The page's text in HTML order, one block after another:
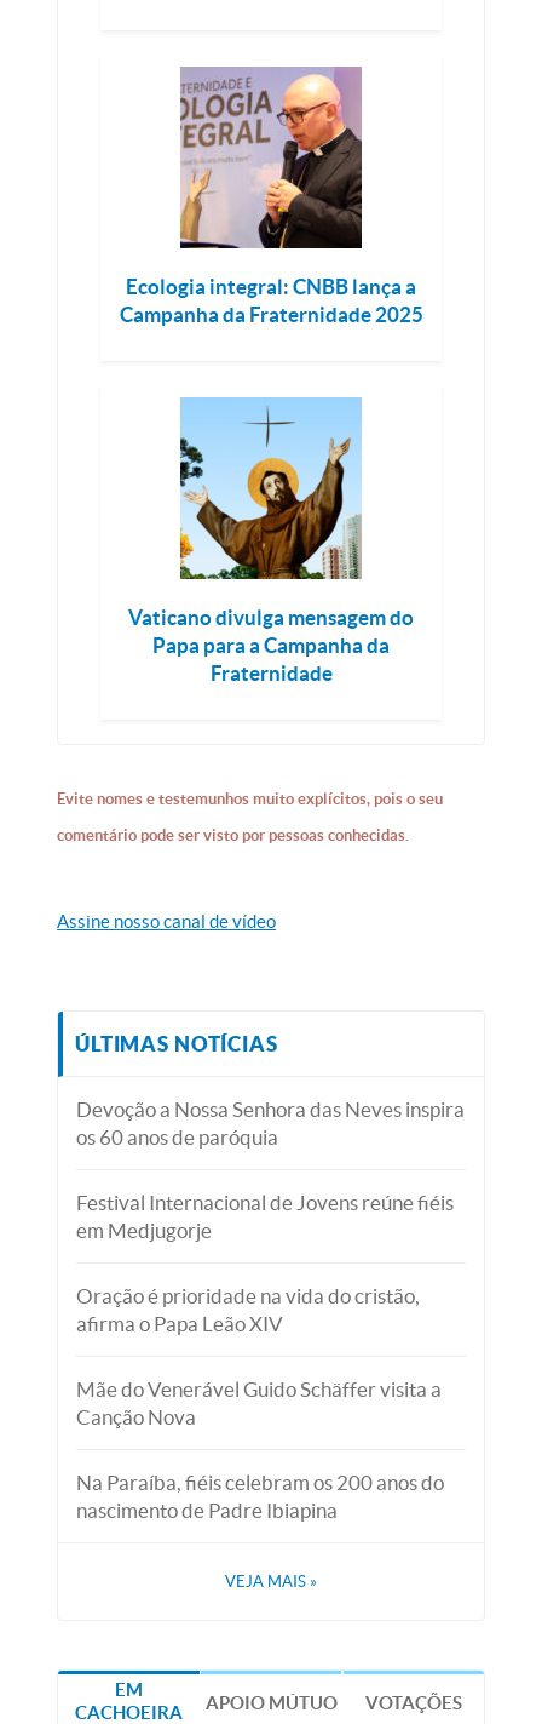
Ecologia integral: CNBB lança a
Campanha da Fraternidade 2025
Vaticano divulga mensagem do
Papa para a Campanha da
Fraternidade
Evite nomes e testemunhos muito explícitos, pois o seu
comentário pode ser visto por pessoas conhecidas.
Assine nosso canal de vídeo
ÚLTIMAS NOTÍCIAS
Devoção a Nossa Senhora das Neves inspira
os 60 anos de paróquia
Festival Internacional de Jovens reúne fiéis
em Medjugorje
Oração é prioridade na vida do cristão,
afirma o Papa Leão XIV
Mãe do Venerável Guido Schäffer visita a
Canção Nova
Na Paraíba, fiéis celebram os 200 anos do
nascimento de Padre Ibiapina
VEJA MAIS »
EM
CACHOEIRA
APOIO MÚTUO VOTAÇÕES